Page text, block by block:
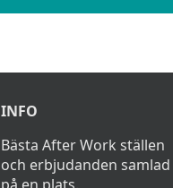
INFO
Bästa After Work ställen
och erbjudanden samlad
på en plats.